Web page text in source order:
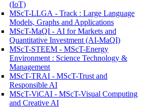
(IoT)
MScT-LLGA - Track : Large Language
Models, Graphs and Applications
MScT-MaQI - AI for Markets and
Quantitative Investment (AI-MaQI)
MScT-STEEM - MScT-Energy
Environment : Science Technology &
Management
MScT-TRAI - MScT-Trust and
Responsible AI
MScT-ViCAI - MScT-Visual Computing
and Creative AI